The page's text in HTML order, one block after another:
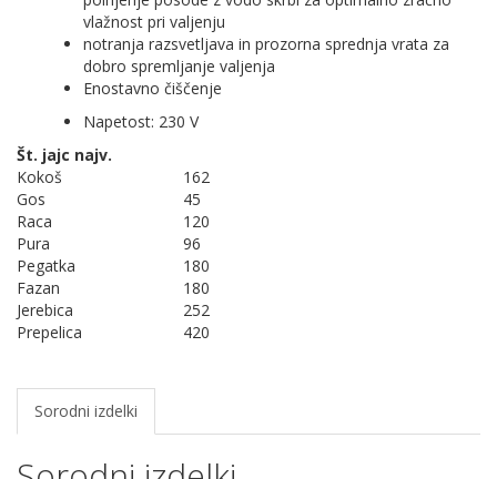
vlažnost pri valjenju
notranja razsvetljava in prozorna sprednja vrata za
dobro spremljanje valjenja
Enostavno čiščenje
Napetost: 230 V
Št. jajc najv.
Kokoš
162
Gos
45
Raca
120
Pura
96
Pegatka
180
Fazan
180
Jerebica
252
Prepelica
420
Sorodni izdelki